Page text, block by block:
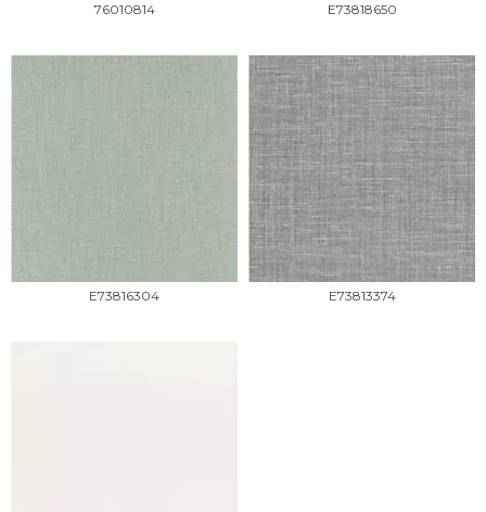
76010814 E73818650
E73816304 E73813374